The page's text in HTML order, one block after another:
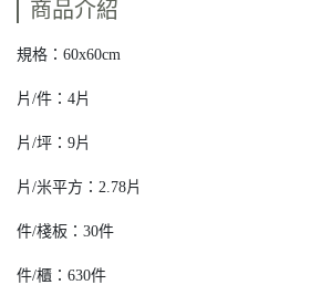
商品介紹
規格：60x60cm
片/件：4片
片/坪：9片
片/米平方：2.78片
件/棧板：30件
件/櫃：630件